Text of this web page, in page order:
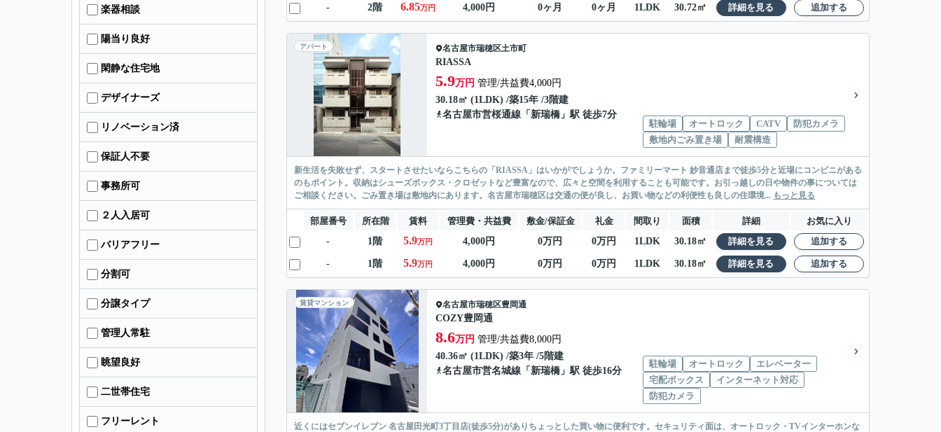
-
2階 6.85万円 4,000円 0ヶ月 0ヶ月 1LDK 30.72㎡ 詳細を見る 追加する
アパート 名古屋市瑞穂区土市町
RIASSA
5.9万円 管理/共益費4,000円
30.18㎡ (1LDK) /築15年 /3階建
名古屋市営桜通線 「 新瑞橋 」駅 徒歩7分
駐輪場
オートロック CATV
防犯カメラ
敷地内ごみ置き場
耐震構造
新生活を失敗せず、スタートさせたいならこちらの「RIASSA」はいかがでしょうか。ファミリーマート 妙音通店まで徒歩5分と近場にコンビニがある
のもポイント。収納はシューズボックス・クロゼットなど豊富なので、広々と空間を利用することも可能です。お引っ越しの日や物件の事については
ご相談ください。ごみ置き場は敷地内にあります。名古屋市瑞穂区は交通の便が良し、お買い物などの利便性も良しの住環境... もっと見る
部屋番号 所在階 賃料 管理費・共益費 敷金/保証金 礼金 間取り 面積 詳細
お気に入り
-
1階 5.9万円 4,000円 0万円 0万円 1LDK 30.18㎡ 詳細を見る 追加する
- 1階 5.9万円 4,000円 0万円 0万円 1LDK 30.18㎡ 詳細を見る 追加する
賃貸マンション 名古屋市瑞穂区豊岡通
COZY豊岡通
8.6万円 管理/共益費8,000円
40.36㎡ (1LDK) /築3年 /5階建
名古屋市営名城線 「 新瑞橋 」駅 徒歩16分
駐輪場 オートロック
エレベーター
宅配ボックス
インターネット対応
防犯カメラ
近くにはセブンイレブン 名古屋田光町3丁目店(徒歩5分)がありちょっとした買い物に便利です。セキュリティ面は、オートロック・TVインターホンな
楽器相談
陽当り良好
閑静な住宅地
デザイナーズ
リノベーション済
保証人不要
事務所可
２人入居可
バリアフリー
分割可
分譲タイプ
管理人常駐
眺望良好
二世帯住宅
フリーレント